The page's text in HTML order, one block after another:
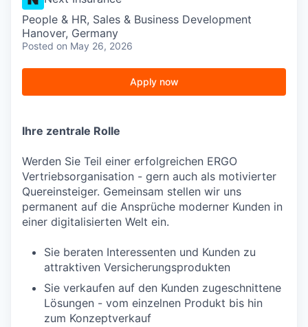
People & HR, Sales & Business Development
Hanover, Germany
Posted on May 26, 2026
Apply now
Ihre zentrale Rolle
Werden Sie Teil einer erfolgreichen ERGO
Vertriebsorganisation - gern auch als motivierter
Quereinsteiger. Gemeinsam stellen wir uns
permanent auf die Ansprüche moderner Kunden in
einer digitalisierten Welt ein.
Sie beraten Interessenten und Kunden zu
attraktiven Versicherungsprodukten
Sie verkaufen auf den Kunden zugeschnittene
Lösungen - vom einzelnen Produkt bis hin
zum Konzeptverkauf